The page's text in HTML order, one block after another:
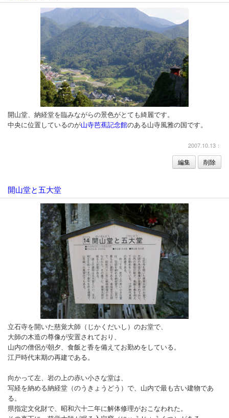
開山堂、納経堂を臨みながらの景色がとても綺麗です。
中央に位置しているのが山寺芭蕉記念館のある山寺風雅の国です。
2007.10.13：
編集 削除
開山堂と五大堂
立石寺を開いた慈覚大師（じかくだいし）のお堂で、
大師の木造の尊像が安置されており、
山内の僧侶が朝夕、食飯と香を備えてお勤めをしている。
江戸時代末期の再建である。
向かって左、岩の上の赤い小さな堂は、
写経を納める納経堂（のうきょうどう）で、山内で最も古い建物であ
る。
県指定文化財で、昭和六十二年に解体修理がおこなわれた。